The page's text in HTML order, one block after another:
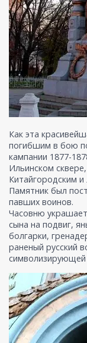
Как эта
погибшим в бою
кампании 1877-
Ильинском
Китайгородским
Памятник был
павших воинов.
Часовню
сына на подвиг,
болгарки,
раненый русский